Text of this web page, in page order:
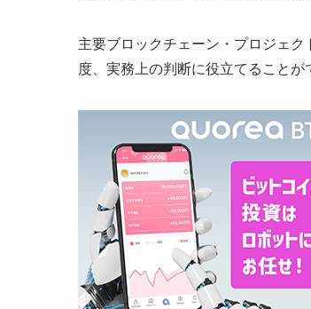
主要ブロックチェーン・プロジェ
度、実務上の判断に役立てることが